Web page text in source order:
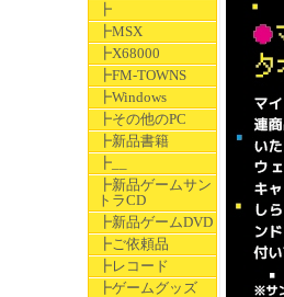
┣
┣MSX
┣X68000
┣FM-TOWNS
┣Windows
┣その他のPC
┣新品書籍
┣__
┣新品ゲームサン
トラCD
┣新品ゲームDVD
┣ご依頼品
┣レコード
┣ゲームグッズ